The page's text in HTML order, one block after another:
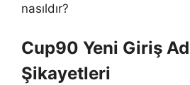
nasıldır?
Cup90 Yeni Giriş
Şikayetleri